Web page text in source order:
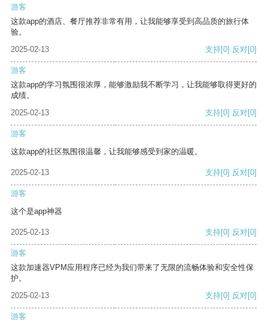
游客
这款app的酒店、餐厅推荐非常有用，让我能够享受到高品质的旅行体
验。
2025-02-13
支持[0] 反对[0]
游客
这款app的学习氛围很浓厚，能够激励我不断学习，让我能够取得更好的
成绩。
2025-02-13
支持[0] 反对[0]
游客
这款app的社区氛围很温馨，让我能够感受到家的温暖。
2025-02-13 支持[0] 反对[0]
游客
这个是app神器
2025-02-13 支持[0] 反对[0]
游客
这款加速器VPM应用程序已经为我们带来了无限的流畅体验和安全性保
护。
2025-02-13
支持[0] 反对[0]
游客